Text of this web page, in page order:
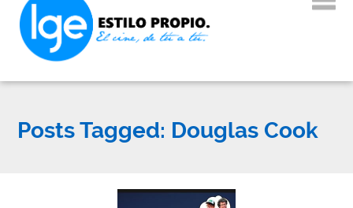
Posts Tagged: Douglas Cook